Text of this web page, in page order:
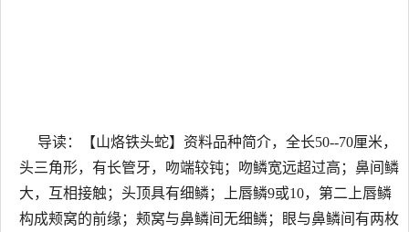
导读：【山烙铁头蛇】资料品种简介，全长50--70厘米，
头三角形，有长管牙，吻端较钝；吻鳞宽远超过高；鼻间鳞
大，互相接触；头顶具有细鳞；上唇鳞9或10，第二上唇鳞
构成颊窝的前缘；颊窝与鼻鳞间无细鳞；眼与鼻鳞间有两枚